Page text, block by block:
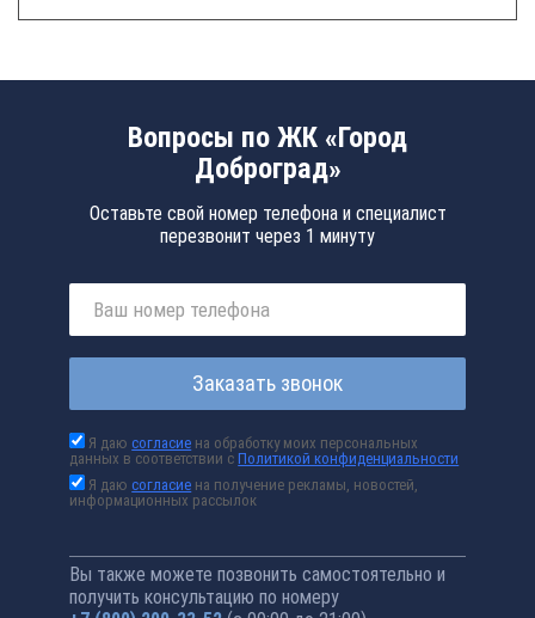
Вопросы по ЖК «Город
Доброград»
Оставьте свой номер телефона и специалист
перезвонит через 1 минуту
Заказать звонок
Я даюсогласие на обработку моих персональных
данных в соответствии сПолитикой конфиденциальности
Я даюсогласие на получение рекламы, новостей,
информационных рассылок
Вы также можете позвонить самостоятельно и
получить консультацию по номеру